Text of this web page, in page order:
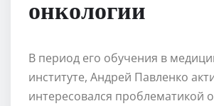
онкологии
В период его обучения в
институте, Андрей Павленко
интересовался проблематикой